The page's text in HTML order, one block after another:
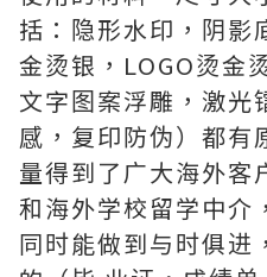
括：隐形水印，阴影
金烫银，LOGO烫金
文字图案浮雕，激光
感，复印防伪）都有
量得到了广大海外客
和海外学校留学中介，
同时能做到与时俱进